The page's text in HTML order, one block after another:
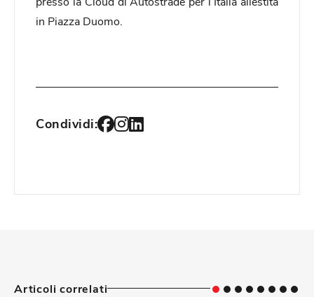
in Piazza Duomo.
Condividi:
Articoli correlati